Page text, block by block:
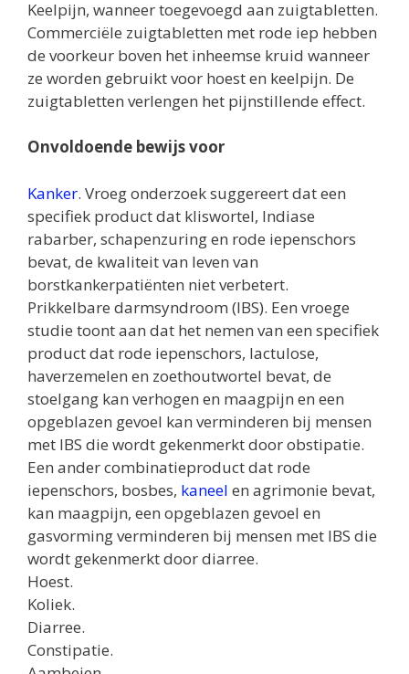
Keelpijn, wanneer toegevoegd aan zuigtabletten.
Commerciële zuigtabletten met rode iep hebben
de voorkeur boven het inheemse kruid wanneer
ze worden gebruikt voor hoest en keelpijn. De
zuigtabletten verlengen het pijnstillende effect.
Onvoldoende bewijs voor
Kanker. Vroeg onderzoek suggereert dat een
specifiek product dat kliswortel, Indiase
rabarber, schapenzuring en rode iepenschors
bevat, de kwaliteit van leven van
borstkankerpatiënten niet verbetert.
Prikkelbare darmsyndroom (IBS). Een vroege
studie toont aan dat het nemen van een specifiek
product dat rode iepenschors, lactulose,
haverzemelen en zoethoutwortel bevat, de
stoelgang kan verhogen en maagpijn en een
opgeblazen gevoel kan verminderen bij mensen
met IBS die wordt gekenmerkt door obstipatie.
Een ander combinatieproduct dat rode
iepenschors, bosbes, kaneel en agrimonie bevat,
kan maagpijn, een opgeblazen gevoel en
gasvorming verminderen bij mensen met IBS die
wordt gekenmerkt door diarree.
Hoest.
Koliek.
Diarree.
Constipatie.